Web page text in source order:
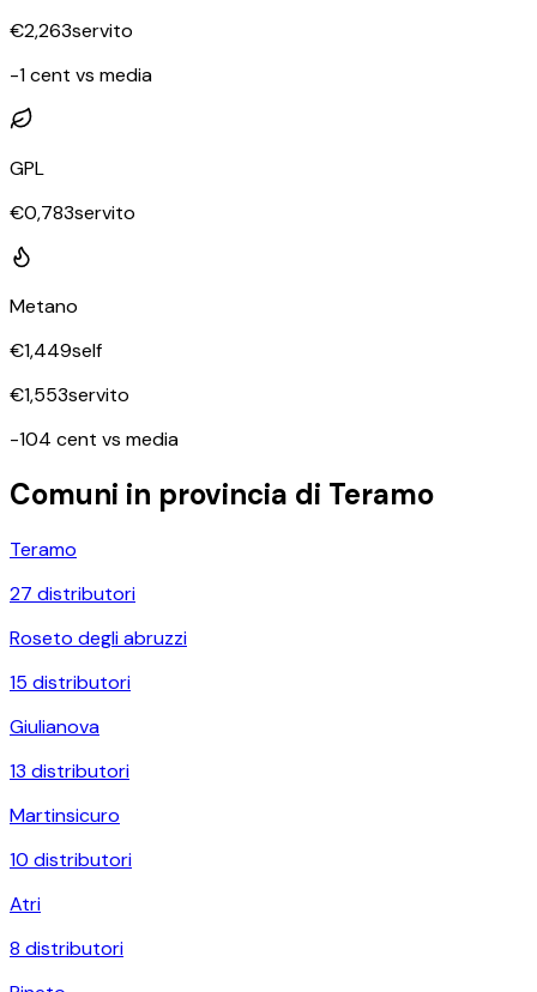
€2,263servito
-1 cent vs media
GPL
€0,783servito
Metano
€1,449self
€1,553servito
-104 cent vs media
Comuni in provincia di Teramo
Teramo
27 distributori
Roseto degli abruzzi
15 distributori
Giulianova
13 distributori
Martinsicuro
10 distributori
Atri
8 distributori